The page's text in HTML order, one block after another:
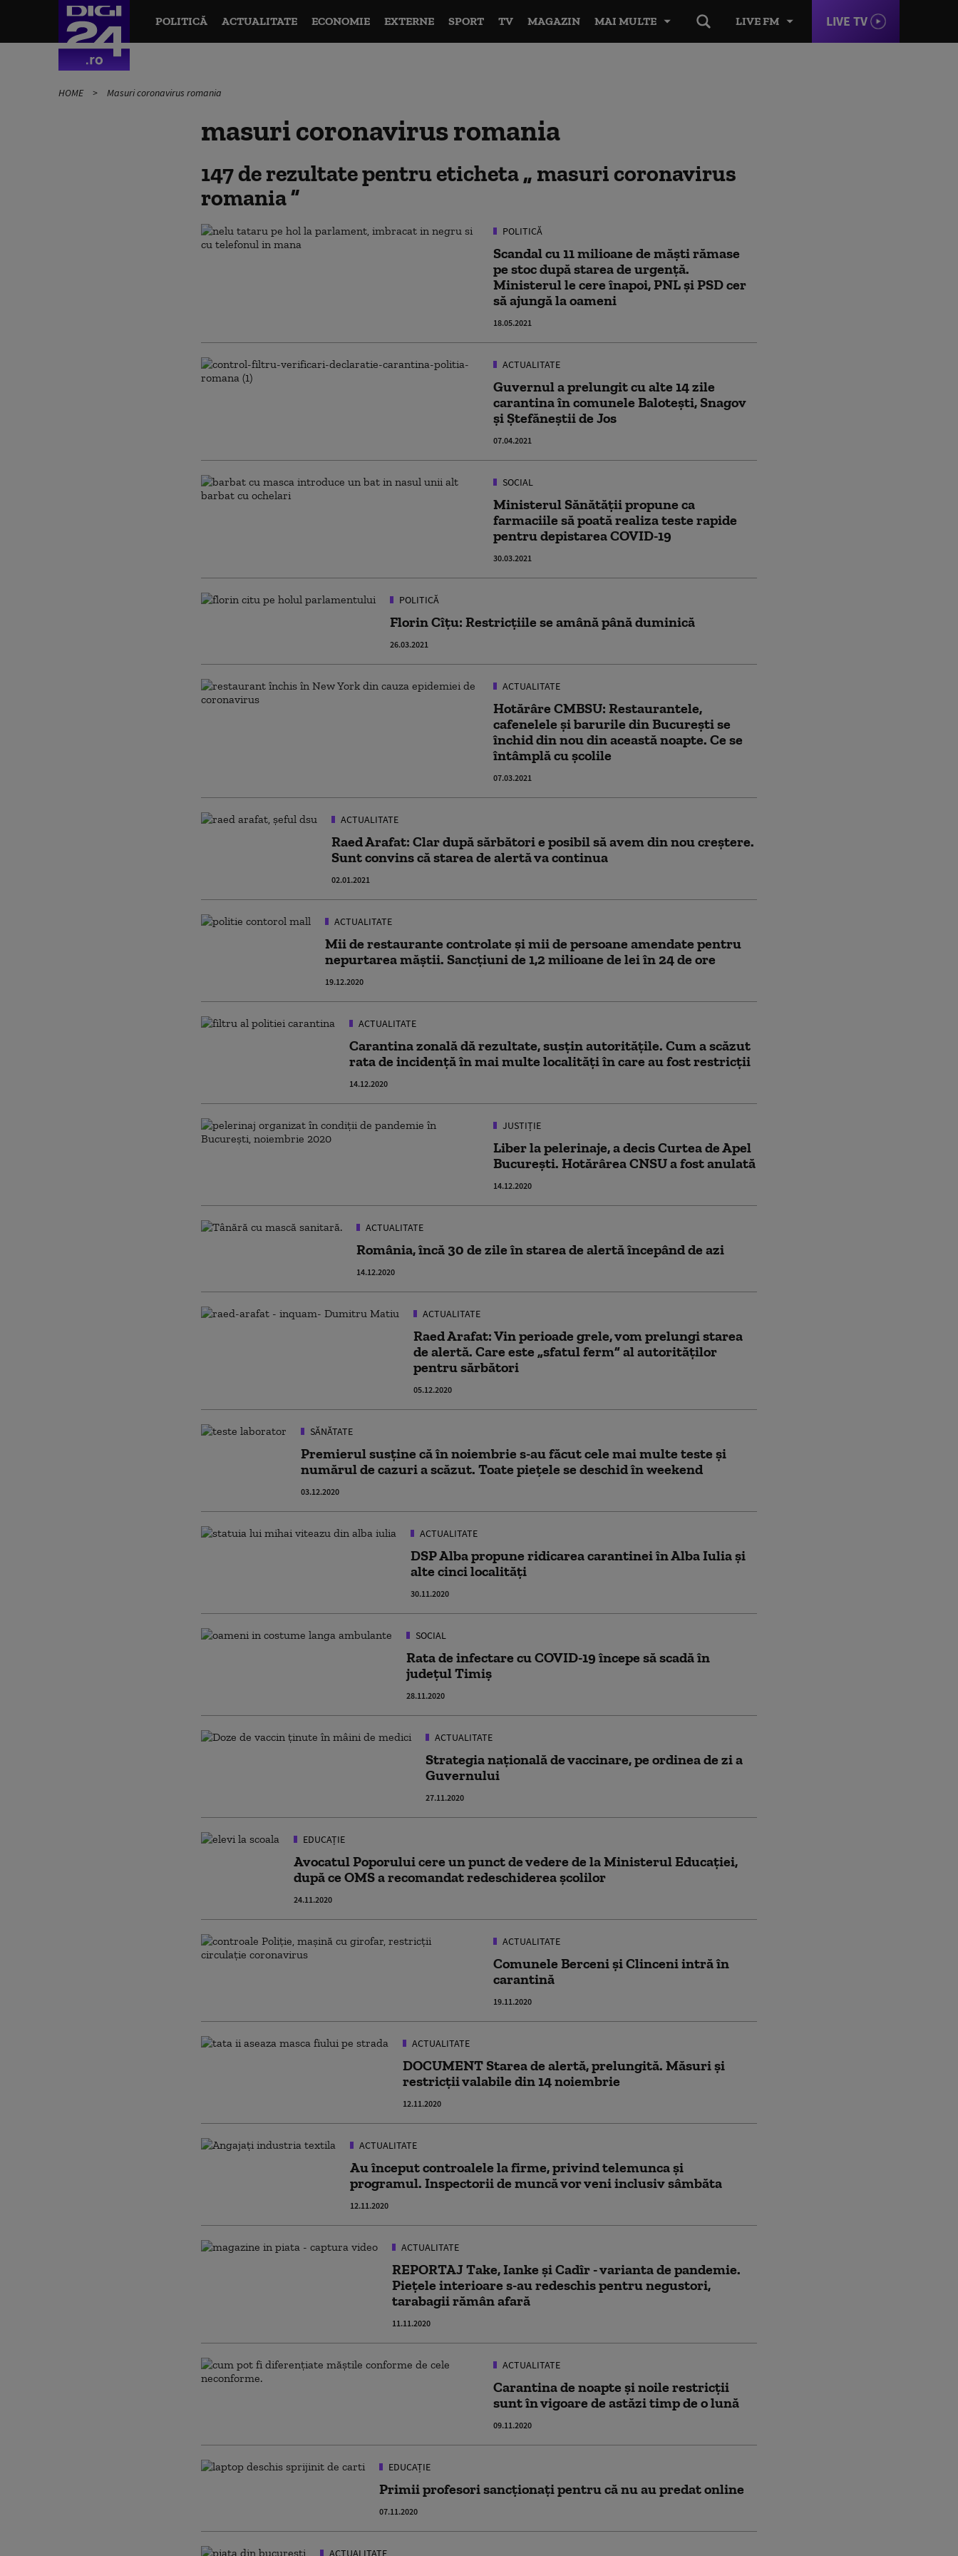
LIVE FM LIVE TV
POLITICĂ ACTUALITATE ECONOMIE EXTERNE SPORT TV MAGAZIN MAI MULTE
HOME Masuri coronavirus romania
masuri coronavirus romania
147 de rezultate pentru eticheta
masuri coronavirus
romania
POLITICĂ
Scandal cu 11 milioane de măști rămase
pe stoc după starea de urgență.
Ministerul le cere înapoi, PNL și PSD cer
să ajungă la oameni
18.05.2021
ACTUALITATE
Guvernul a prelungit cu alte 14 zile
carantina în comunele Baloteşti, Snagov
şi Ştefăneştii de Jos
07.04.2021
SOCIAL
Ministerul Sănătății propune ca
farmaciile să poată realiza teste rapide
pentru depistarea COVID-19
30.03.2021
POLITICĂ
Florin Cîțu: Restricțiile se amână până duminică
26.03.2021
ACTUALITATE
Hotărâre CMBSU: Restaurantele,
cafenelele și barurile din București se
închid din nou din această noapte. Ce se
întâmplă cu școlile
07.03.2021
ACTUALITATE
Raed Arafat: Clar după sărbători e posibil să avem din nou creștere.
Sunt convins că starea de alertă va continua
02.01.2021
ACTUALITATE
Mii de restaurante controlate și mii de persoane amendate pentru
nepurtarea măștii. Sancțiuni de 1,2 milioane de lei în 24 de ore
19.12.2020
ACTUALITATE
Carantina zonală dă rezultate, susțin autoritățile. Cum a scăzut
rata de incidență în mai multe localități în care au fost restricții
14.12.2020
JUSTIȚIE
Liber la pelerinaje, a decis Curtea de Apel
București. Hotărârea CNSU a fost anulată
14.12.2020
ACTUALITATE
România, încă 30 de zile în starea de alertă începând de azi
14.12.2020
ACTUALITATE
Raed Arafat: Vin perioade grele, vom prelungi starea
de alertă. Care este „sfatul ferm” al autorităților
pentru sărbători
05.12.2020
SĂNĂTATE
Premierul susține că în noiembrie s-au făcut cele mai multe teste și
numărul de cazuri a scăzut. Toate piețele se deschid în weekend
03.12.2020
ACTUALITATE
DSP Alba propune ridicarea carantinei în Alba Iulia și
alte cinci localități
30.11.2020
SOCIAL
Rata de infectare cu COVID-19 începe să scadă în
judeţul Timiş
28.11.2020
ACTUALITATE
Strategia naţională de vaccinare, pe ordinea de zi a
Guvernului
27.11.2020
EDUCAȚIE
Avocatul Poporului cere un punct de vedere de la Ministerul Educației,
după ce OMS a recomandat redeschiderea școlilor
24.11.2020
ACTUALITATE
Comunele Berceni şi Clinceni intră în
carantină
19.11.2020
ACTUALITATE
DOCUMENT Starea de alertă, prelungită. Măsuri și
restricții valabile din 14 noiembrie
12.11.2020
ACTUALITATE
Au început controalele la firme, privind telemunca și
programul. Inspectorii de muncă vor veni inclusiv sâmbăta
12.11.2020
ACTUALITATE
REPORTAJ Take, Ianke și Cadîr - varianta de pandemie.
Piețele interioare s-au redeschis pentru negustori,
tarabagii rămân afară
11.11.2020
ACTUALITATE
Carantina de noapte și noile restricții
sunt în vigoare de astăzi timp de o lună
09.11.2020
EDUCAȚIE
Primii profesori sancționați pentru că nu au predat online
07.11.2020
ACTUALITATE